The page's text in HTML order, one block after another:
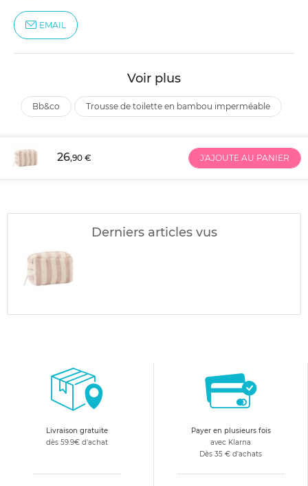
EMAIL
Voir plus
bb&co trousse de toilette en bambou imperméable
26,90 € J'AJOUTE AU PANIER
Derniers articles vus
Livraison gratuite
dès 59.9€ d'achat
Payer en plusieurs fois
avec Klarna
Dès 35 € d'achats